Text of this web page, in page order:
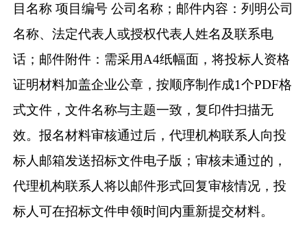
目名称 项目编号 公司名称；邮件内容：列明公司
名称、法定代表人或授权代表人姓名及联系电
话；邮件附件：需采用A4纸幅面，将投标人资格
证明材料加盖企业公章，按顺序制作成1个PDF格
式文件，文件名称与主题一致，复印件扫描无
效。报名材料审核通过后， 代理机构联系人向投
标人邮箱发送招标文件电子版；审核未通过的，
代理机构联系人将以邮件形式回复审核情况，投
标人可在招标文件申领时间内重新提交材料。